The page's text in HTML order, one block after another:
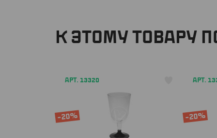
К ЭТОМУ ТОВАРУ
АРТ. 13320
-20%
АРТ.
-20%